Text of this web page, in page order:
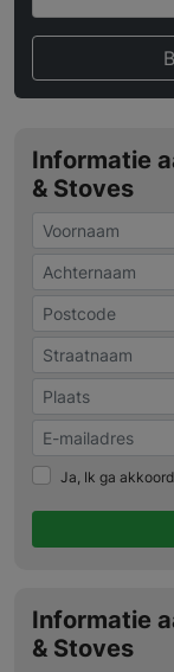
Informatie
& Stoves
Ja, Ik ga
Informatie
& Stoves